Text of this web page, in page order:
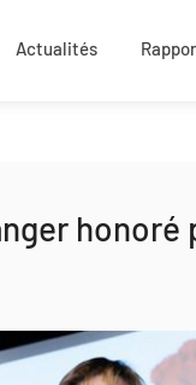
Actualités
honoré